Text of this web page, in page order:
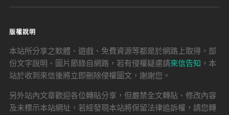
版權說明
本站所分享之軟體、遊戲、免費資源等都是於網路上取得，部
份文字說明、圖片節錄自網路，若有侵權疑慮請來信告知 ，本
站於收到來信後將立即刪除侵權圖文，謝謝您。
另外站內文章歡迎各位轉貼分享，但嚴禁全文轉貼、修改內容
及未標示本站網址，若經發現本站將保留法律追訴權，請您轉